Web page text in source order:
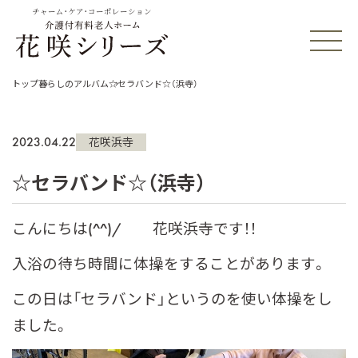
チャーム・ケア・コーポレーション
トップ暮らしのアルバム☆セラバンド☆（浜寺）
2023.04.22 花咲浜寺
☆セラバンド☆（浜寺）
こんにちは(^^)/ 花咲浜寺です！！
入浴の待ち時間に体操をすることがあります。
この日は「セラバンド」というのを使い体操をし
ました。